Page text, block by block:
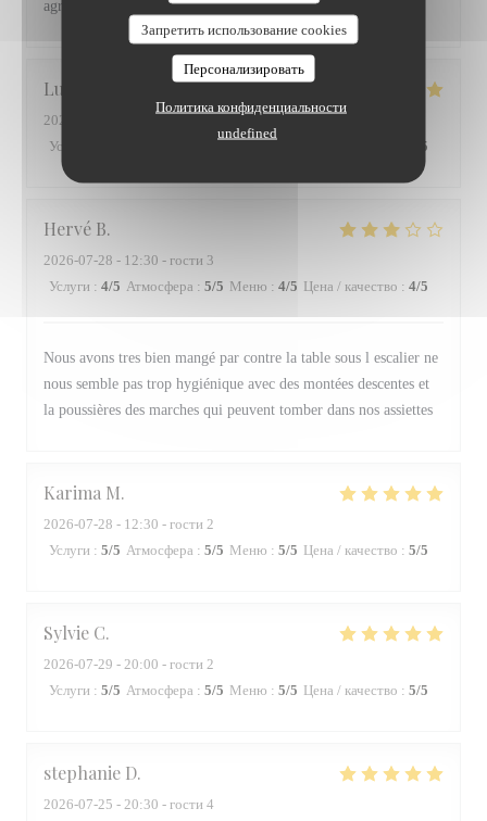
Запретить использование cookies
Персонализировать
Политика конфиденциальности
undefined
agréable
Lucas
2026-07-28
Услуги
/5
Hervé B
2026-07-28 - 12:30 - гости 3
Услуги : 4/5 Атмосфера : 5/5 Меню : 4/5 Цена / качество : 4/5
Nous avons tres bien mangé par contre la table sous l escalier ne
nous semble pas trop hygiénique avec des montées descentes et
la poussières des marches qui peuvent tomber dans nos assiettes
Karima M
2026-07-28 - 12:30 - гости 2
Услуги : 5/5 Атмосфера : 5/5 Меню : 5/5 Цена / качество : 5/5
Sylvie C
2026-07-29 - 20:00 - гости 2
Услуги : 5/5 Атмосфера : 5/5 Меню : 5/5 Цена / качество : 5/5
stephanie D
2026-07-25 - 20:30 - гости 4